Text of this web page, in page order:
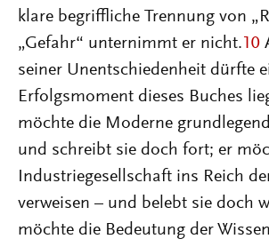
klare begriffliche Trennung von
„Gefahr“ unternimmt er nicht. 10
seiner Unentschiedenheit dürfte
Erfolgsmoment dieses Buches
möchte die Moderne
und schreibt sie doch fort; er
Industriegesellschaft ins Reich
verweisen – und belebt sie doch
möchte die Bedeutung der